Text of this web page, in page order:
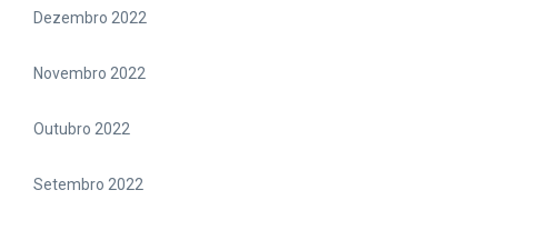
Dezembro 2022
Novembro 2022
Outubro 2022
Setembro 2022